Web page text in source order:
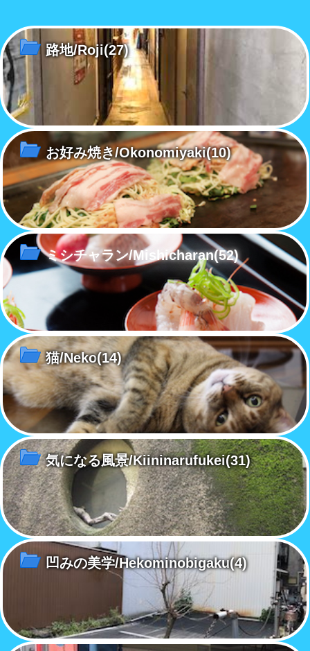
ン・グッズ
路地/Roji(27)
お好み焼き/Okonomiyaki(10)
ミシチャラン/Mishicharan(52)
猫/Neko(14)
気になる風景/Kiininarufukei(31)
凹みの美学/Hekominobigaku(4)